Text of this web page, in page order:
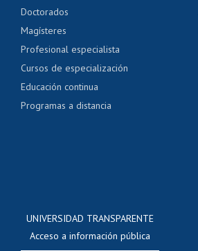
Doctorados
Magísteres
Profesional especialista
Cursos de especialización
Educación continua
Programas a distancia
UNIVERSIDAD TRANSPARENTE
Acceso a información pública